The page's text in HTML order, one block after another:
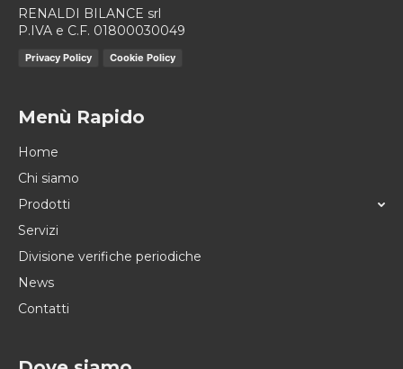
RENALDI BILANCE srl
P.IVA e C.F. 01800030049
Privacy Policy Cookie Policy
Menù Rapido
Home
Chi siamo
Prodotti
Servizi
Divisione verifiche periodiche
News
Contatti